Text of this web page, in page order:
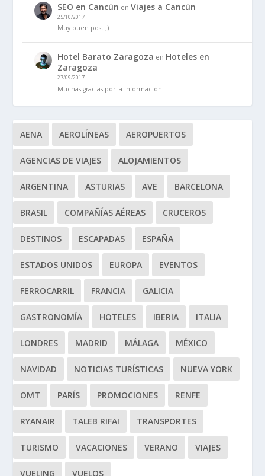
SEO en Cancún enViajes a Cancún
25/10/2017
Muy buen post ;)
Hotel Barato Zaragoza en Hoteles en
Zaragoza
27/09/2017
Muchas gracias por la información!
AENA AEROLÍNEAS AEROPUERTOS
AGENCIAS DE VIAJES ALOJAMIENTOS
ARGENTINA ASTURIAS AVE BARCELONA
BRASIL COMPAÑÍAS AÉREAS CRUCEROS
DESTINOS ESCAPADAS ESPAÑA
ESTADOS UNIDOS EUROPA EVENTOS
FERROCARRIL FRANCIA GALICIA
GASTRONOMÍA HOTELES IBERIA ITALIA
LONDRES MADRID MÁLAGA MÉXICO
NAVIDAD NOTICIAS TURÍSTICAS NUEVA YORK
OMT PARÍS PROMOCIONES RENFE
RYANAIR TALEB RIFAI TRANSPORTES
TURISMO VACACIONES VERANO VIAJES
VUELING VUELOS